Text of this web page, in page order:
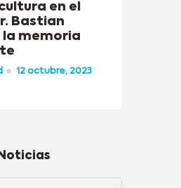
en el
Bastian
la memoria
12 octubre, 2023
Noticias